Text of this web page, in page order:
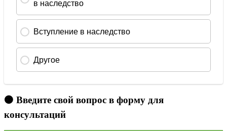
🟠 Введите свой вопрос в форму для
консультаций